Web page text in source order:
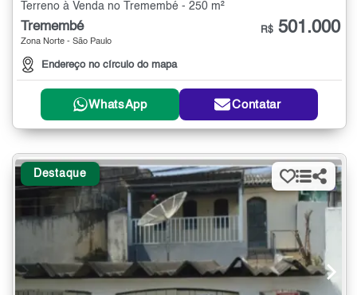
Terreno à Venda no Tremembé - 250 m²
Tremembé
Zona Norte - São Paulo
Endereço no círculo do mapa
R$ 501.000
WhatsApp Contatar
Destaque